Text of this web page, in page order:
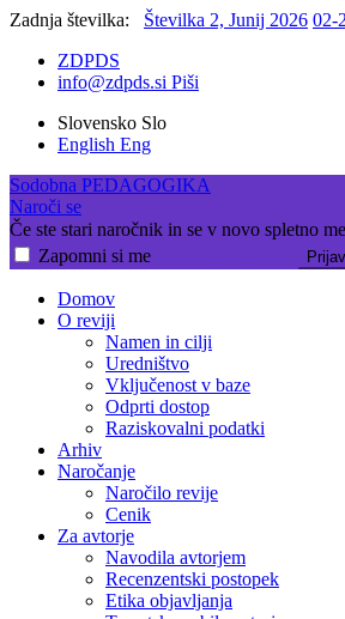
Zadnja številka: Številka 2, Junij 2026 02-
ZDPDS
info@zdpds.si Piši
Slovensko Slo
English Eng
Sodobna PEDAGOGIKA
Naroči se
Če ste stari naročnik in se v novo spletno
Zapomni si me
Domov
O reviji
Namen in cilji
Uredništvo
Vključenost v baze
Odprti dostop
Raziskovalni podatki
Arhiv
Naročanje
Naročilo revije
Cenik
Za avtorje
Navodila avtorjem
Recenzentski postopek
Etika objavljanja